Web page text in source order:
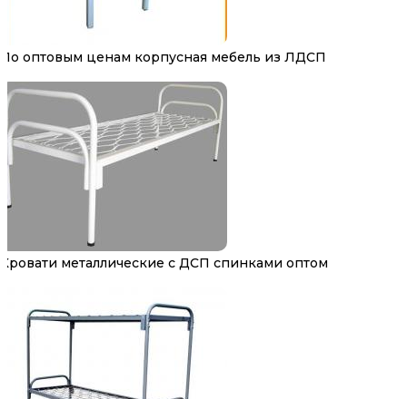
По оптовым ценам корпусная мебель из ЛДСП
Кровати металлические с ДСП спинками оптом